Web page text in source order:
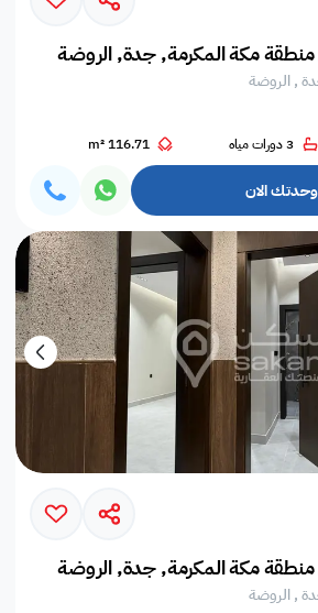
مكة المكرمة, جدة, الروضة
, الروضة
3 دورات مياه 116.71 m²
الان
مكة المكرمة, جدة, الروضة
, الروضة